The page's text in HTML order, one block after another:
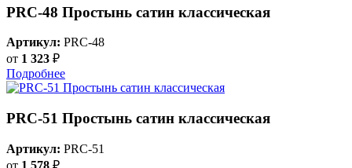
PRC-48 Простынь сатин классическая
Артикул: PRC-48
от 1 323 ₽
Подробнее
PRC-51 Простынь сатин классическая
Артикул: PRC-51
от 1 578 ₽